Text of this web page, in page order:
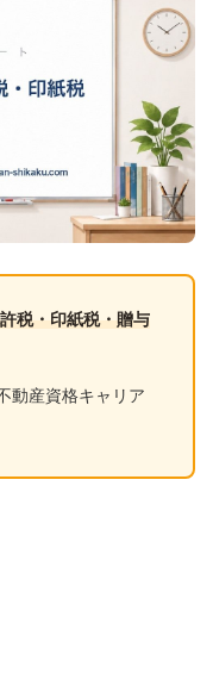
税・印紙税・贈与
動産資格キャリア